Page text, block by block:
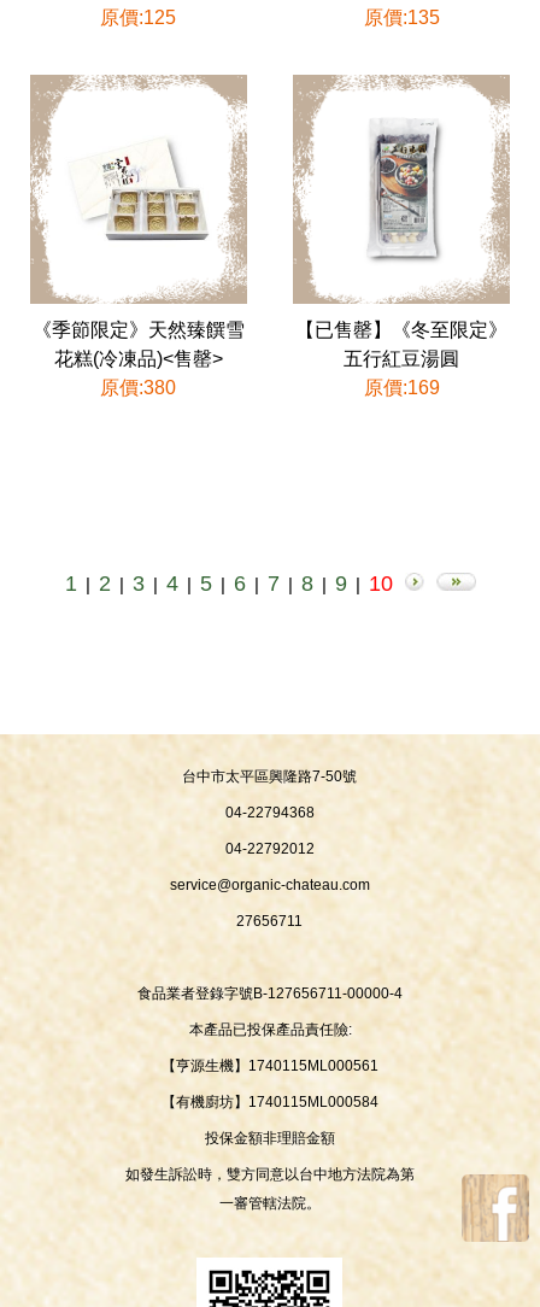
原價:125
原價:135
《季節限定》天然臻饌雪
花糕(冷凍品)<售罄>
原價:380
【已售罄】《冬至限定》
五行紅豆湯圓
原價:169
1 | 2 | 3 | 4 | 5 | 6 | 7 | 8 | 9 | 10
台中市太平區興隆路7-50號
04-22794368
04-22792012
service@organic-chateau.com
27656711
食品業者登錄字號B-127656711-00000-4
本產品已投保產品責任險:
【亨源生機】1740115ML000561
【有機廚坊】1740115ML000584
投保金額非理賠金額
如發生訴訟時，雙方同意以台中地方法院為第
一審管轄法院。